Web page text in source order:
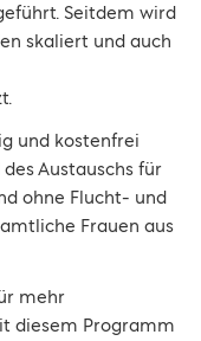
Seitdem wird
skaliert und auch
und kostenfrei
Austauschs für
ohne Flucht- und
Frauen aus
mehr
diesem Programm